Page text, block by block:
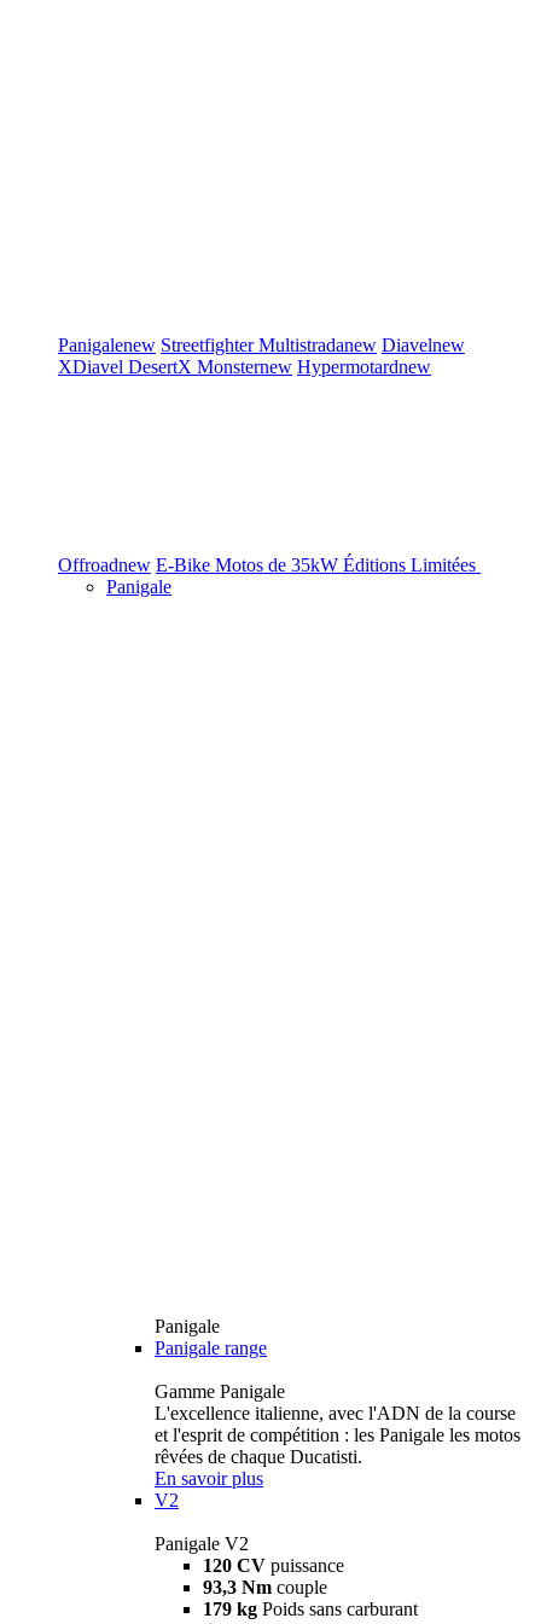
Panigalenew StreetfighterMultistradanew Diavelnew
XDiavel DesertX Monsternew Hypermotardnew
Offroadnew E-Bike Motos de 35kW Éditions Limitées
Panigale
Panigale
Panigale range
Gamme Panigale
L'excellence italienne, avec l'ADN de la course
et l'esprit de compétition : les Panigale les motos
rêvées de chaque Ducatisti.
En savoir plus
V2
Panigale V2
120 CV puissance
93,3 Nm couple
179 kg Poids sans carburant